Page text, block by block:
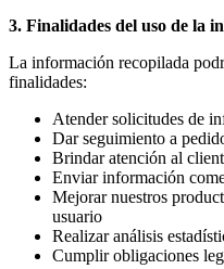
3. Finalidades del uso de la
La información recopilada
finalidades:
Atender solicitudes de
Dar seguimiento a
Brindar atención al
Enviar información
Mejorar nuestros
usuario
Realizar análisis
Cumplir obligaciones